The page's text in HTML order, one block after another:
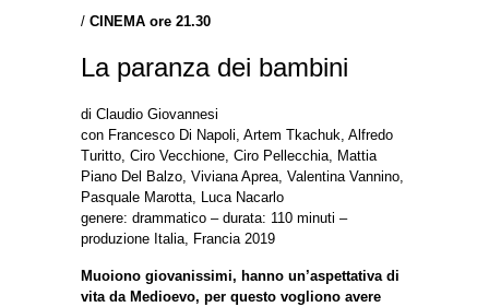
/ CINEMA ore 21.30
La paranza dei bambini
di Claudio Giovannesi
con Francesco Di Napoli, Artem Tkachuk, Alfredo
Turitto, Ciro Vecchione, Ciro Pellecchia, Mattia
Piano Del Balzo, Viviana Aprea, Valentina Vannino,
Pasquale Marotta, Luca Nacarlo
genere: drammatico – durata: 110 minuti –
produzione Italia, Francia 2019
Muoiono giovanissimi, hanno un’aspettativa di
vita da Medioevo, per questo vogliono avere